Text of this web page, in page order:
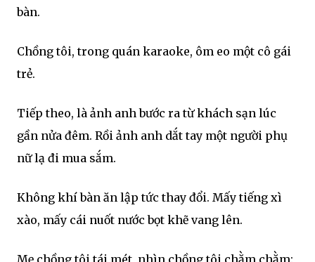
bàn.
Chồng tôi, trong quán karaoke, ôm eo một cô gái
trẻ.
Tiếp theo, là ảnh anh bước ra từ khách sạn lúc
gần nửa đêm. Rồi ảnh anh dắt tay một người phụ
nữ lạ đi mua sắm.
Không khí bàn ăn lập tức thay đổi. Mấy tiếng xì
xào, mấy cái nuốt nước bọt khẽ vang lên.
Mẹ chồng tôi tái mét, nhìn chồng tôi chằm chằm: